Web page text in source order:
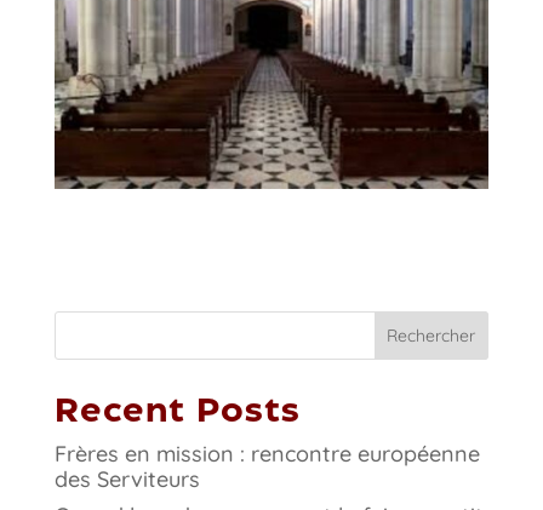
Rechercher
Recent Posts
Frères en mission : rencontre européenne
des Serviteurs